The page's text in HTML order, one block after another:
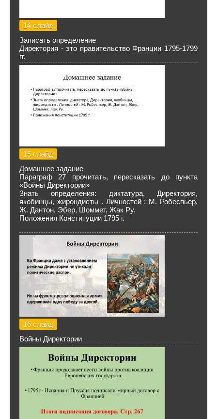
14 слайд
Записать определение
Директория - это правительство Франции 1795-1799
гг.
15 слайд
Домашнее задание
Параграф 27 прочитать, пересказать до пункта
«Войны Директории»
Знать определения: диктатура, Директория,
якобинцы, жирондисты . Личностей : М. Робеспьер,
Ж. Дантон, Эбер, Шоммет, Жак Ру.
Положения Конституции 1795 г.
16 слайд
Войны Директории